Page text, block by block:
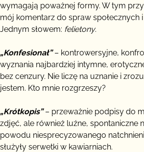
wymagają poważnej formy. W tym
mój komentarz do spraw społecznych
Jednym słowem: felietony.
„Konfesionał”– kontrowersyjne,
wyznania najbardziej intymne,
bez cenzury. Nie liczę na uznanie i
jestem. Kto mnie rozgrzeszy?
„Krótkopis”– przeważnie podpisy do
zdjęć, ale również luźne, spontaniczne
powodu niesprecyzowanego
służyły serwetki w kawiarniach.